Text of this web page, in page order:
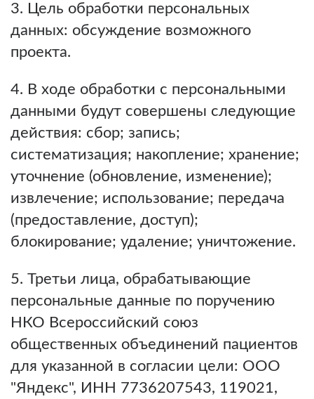
3. Цель обработки персональных
данных: обсуждение возможного
проекта.
4. В ходе обработки с персональными
данными будут совершены следующие
действия: сбор; запись;
систематизация; накопление; хранение;
уточнение (обновление, изменение);
извлечение; использование; передача
(предоставление, доступ);
блокирование; удаление; уничтожение.
5. Третьи лица, обрабатывающие
персональные данные по поручению
НКО Всероссийский союз
общественных объединений пациентов
для указанной в согласии цели: ООО
"Яндекс", ИНН 7736207543, 119021,